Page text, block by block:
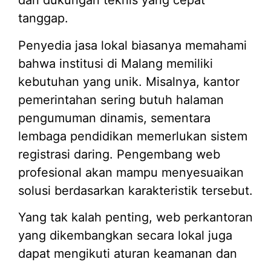
tanggap.
Penyedia jasa lokal biasanya memahami
bahwa institusi di Malang memiliki
kebutuhan yang unik. Misalnya, kantor
pemerintahan sering butuh halaman
pengumuman dinamis, sementara
lembaga pendidikan memerlukan sistem
registrasi daring. Pengembang web
profesional akan mampu menyesuaikan
solusi berdasarkan karakteristik tersebut.
Yang tak kalah penting, web perkantoran
yang dikembangkan secara lokal juga
dapat mengikuti aturan keamanan dan